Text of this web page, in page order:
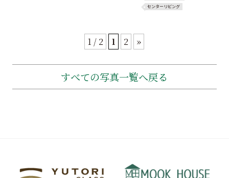
センターリビング
1 / 2 1 2 »
すべての写真一覧へ戻る